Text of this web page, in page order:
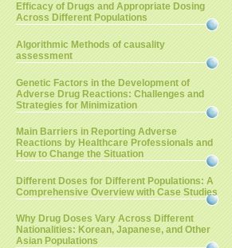
Efficacy of Drugs and Appropriate Dosing
Across Different Populations
Algorithmic Methods of causality
assessment
Genetic Factors in the Development of
Adverse Drug Reactions: Challenges and
Strategies for Minimization
Main Barriers in Reporting Adverse
Reactions by Healthcare Professionals and
How to Change the Situation
Different Doses for Different Populations: A
Comprehensive Overview with Case Studies
Why Drug Doses Vary Across Different
Nationalities: Korean, Japanese, and Other
Asian Populations